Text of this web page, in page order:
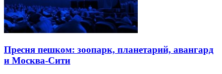
Пресня пешком: зоопарк, планетарий, авангард
и Москва-Сити